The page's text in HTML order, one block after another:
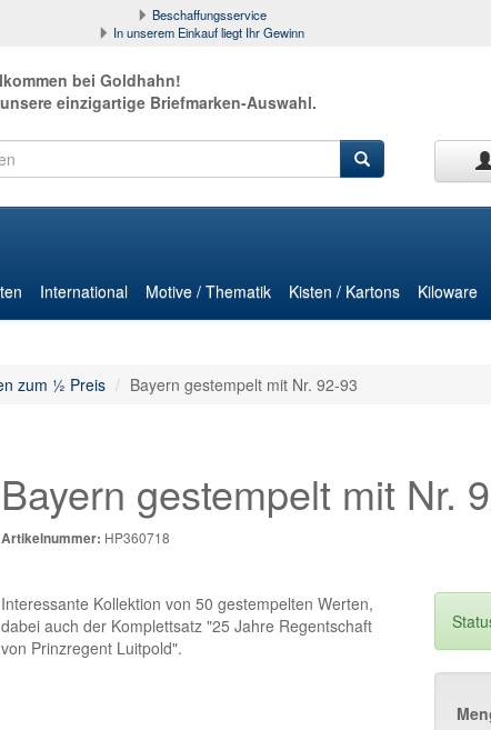
Beschaffungsservice
In unserem Einkauf liegt Ihr Gewinn
bei Goldhahn!
einzigartige Briefmarken-Auswahl.
International Motive / Thematik Kisten / Kartons Kiloware
zum ½ Preis Bayern gestempelt mit Nr. 92-93
Bayern gestempelt mit Nr.
Artikelnummer: HP360718
Interessante Kollektion von 50 gestempelten Werten,
dabei auch der Komplettsatz "25 Jahre Regentschaft
von Prinzregent Luitpold".